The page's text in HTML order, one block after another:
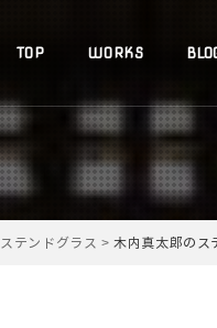
TOP WORKS
ステンドグラス >木内真太郎のス